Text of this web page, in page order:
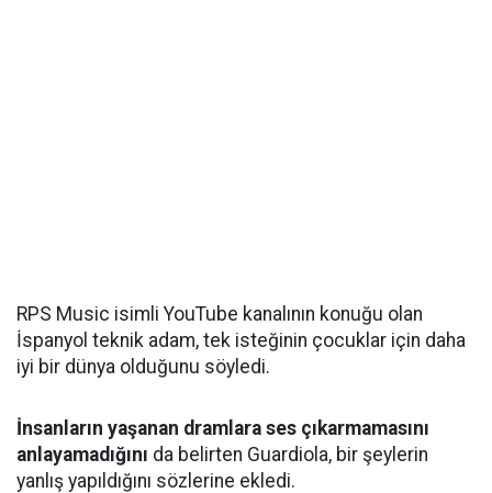
RPS Music isimli YouTube kanalının konuğu olan
İspanyol teknik adam, tek isteğinin çocuklar için daha
iyi bir dünya olduğunu söyledi.
İnsanların yaşanan dramlara ses çıkarmamasını
anlayamadığını da belirten Guardiola, bir şeylerin
yanlış yapıldığını sözlerine ekledi.